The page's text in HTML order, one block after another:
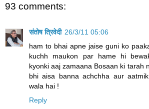
93 comments:
संतोष त्रिवेदी 26/3/11 05:06
ham to bhai apne jaise guni ko
kuchh maukon par hame hi
kyonki aaj zamaana Bosaan ki tarah
bhi aisa banna achchha aur
wala hai !
Reply